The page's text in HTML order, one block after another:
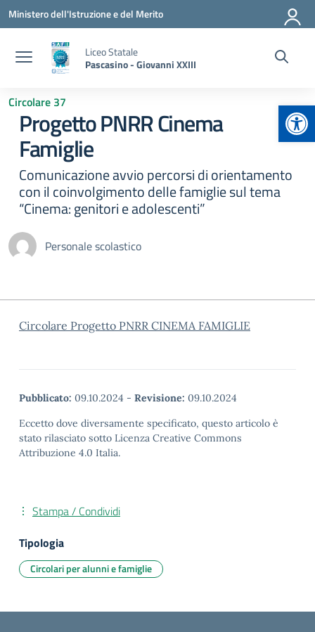
Vai ai contenuti
Vai al menu di navigazione
Vai al footer
Ministero dell'Istruzione e del Merito
Liceo Statale
Pascasino - Giovanni XXIII
Circolare 37
Progetto PNRR Cinema
Famiglie
Comunicazione avvio percorsi di orientamento
con il coinvolgimento delle famiglie sul tema
“Cinema: genitori e adolescenti”
Personale scolastico
Circolare Progetto PNRR CINEMA FAMIGLIE
Pubblicato: 09.10.2024 - Revisione: 09.10.2024
Eccetto dove diversamente specificato, questo articolo è
stato rilasciato sotto Licenza Creative Commons
Attribuzione 4.0 Italia.
Stampa / Condividi
Tipologia
Circolari per alunni e famiglie